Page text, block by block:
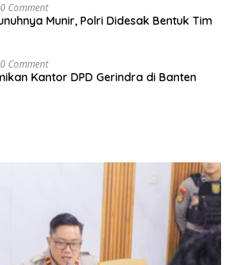
0 Comment
Munir, Polri Didesak Bentuk Tim
0 Comment
Kantor DPD Gerindra di Banten